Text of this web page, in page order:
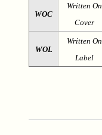
WOC
Written On
Cover
WOL
Written On
Label